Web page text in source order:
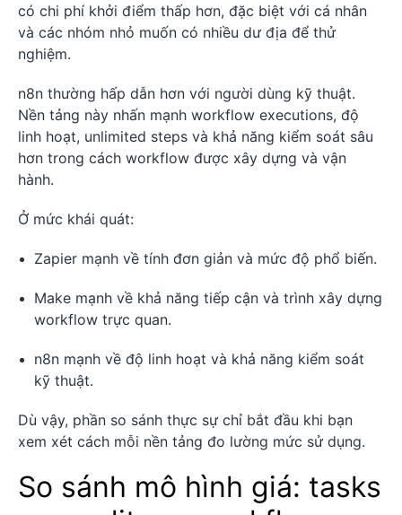
có chi phí khởi điểm thấp hơn, đặc biệt với cá nhân
và các nhóm nhỏ muốn có nhiều dư địa để thử
nghiệm.
n8n thường hấp dẫn hơn với người dùng kỹ thuật.
Nền tảng này nhấn mạnh workflow executions, độ
linh hoạt, unlimited steps và khả năng kiểm soát sâu
hơn trong cách workflow được xây dựng và vận
hành.
Ở mức khái quát:
Zapier mạnh về tính đơn giản và mức độ phổ biến.
Make mạnh về khả năng tiếp cận và trình xây dựng
workflow trực quan.
n8n mạnh về độ linh hoạt và khả năng kiểm soát
kỹ thuật.
Dù vậy, phần so sánh thực sự chỉ bắt đầu khi bạn
xem xét cách mỗi nền tảng đo lường mức sử dụng.
So sánh mô hình giá: tasks